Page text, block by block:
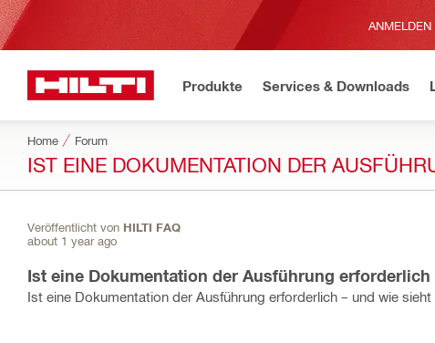
ANMELDEN
Produkte Services & Downloads
Home Forum
IST EINE DOKUMENTATION DER
Veröffentlicht von HILTI FAQ
about 1 year ago
Ist eine Dokumentation der Ausführung
Ist eine Dokumentation der Ausführung erforderlich – und wie sieht